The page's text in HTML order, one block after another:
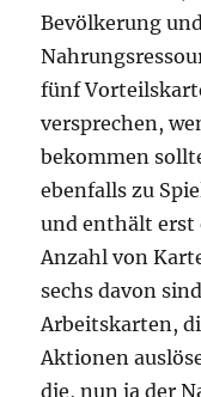
Bevölkerung
fünf
versprechen,
bekommen
ebenfalls zu
und enthält erst
Anzahl von
sechs davon
Arbeitskarten,
Aktionen
die, nun ja der